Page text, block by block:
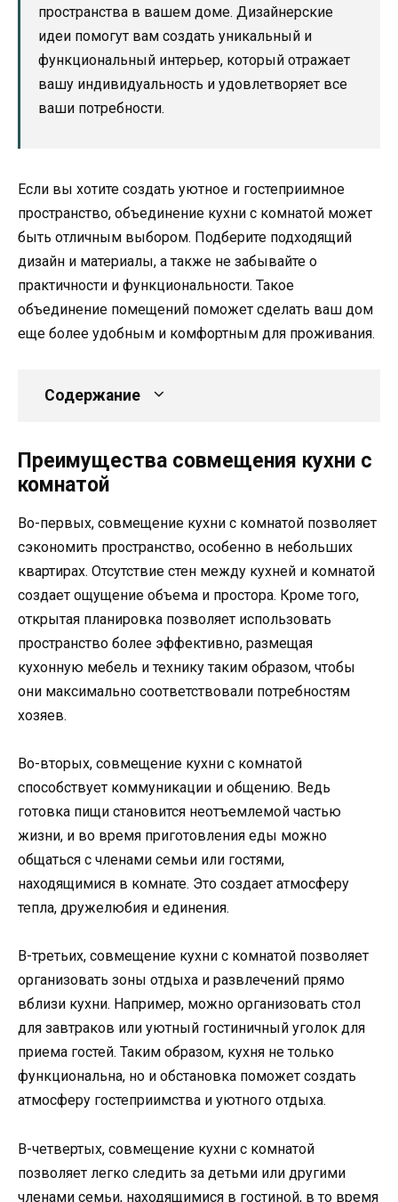
пространства в вашем доме. Дизайнерские
идеи помогут вам создать уникальный и
функциональный интерьер, который отражает
вашу индивидуальность и удовлетворяет все
ваши потребности.
Если вы хотите создать уютное и гостеприимное
пространство, объединение кухни с комнатой может
быть отличным выбором. Подберите подходящий
дизайн и материалы, а также не забывайте о
практичности и функциональности. Такое
объединение помещений поможет сделать ваш дом
еще более удобным и комфортным для проживания.
Содержание
Преимущества совмещения кухни с
комнатой
Во-первых, совмещение кухни с комнатой позволяет
сэкономить пространство, особенно в небольших
квартирах. Отсутствие стен между кухней и комнатой
создает ощущение объема и простора. Кроме того,
открытая планировка позволяет использовать
пространство более эффективно, размещая
кухонную мебель и технику таким образом, чтобы
они максимально соответствовали потребностям
хозяев.
Во-вторых, совмещение кухни с комнатой
способствует коммуникации и общению. Ведь
готовка пищи становится неотъемлемой частью
жизни, и во время приготовления еды можно
общаться с членами семьи или гостями,
находящимися в комнате. Это создает атмосферу
тепла, дружелюбия и единения.
В-третьих, совмещение кухни с комнатой позволяет
организовать зоны отдыха и развлечений прямо
вблизи кухни. Например, можно организовать стол
для завтраков или уютный гостиничный уголок для
приема гостей. Таким образом, кухня не только
функциональна, но и обстановка поможет создать
атмосферу гостеприимства и уютного отдыха.
В-четвертых, совмещение кухни с комнатой
позволяет легко следить за детьми или другими
членами семьи, находящимися в гостиной, в то время